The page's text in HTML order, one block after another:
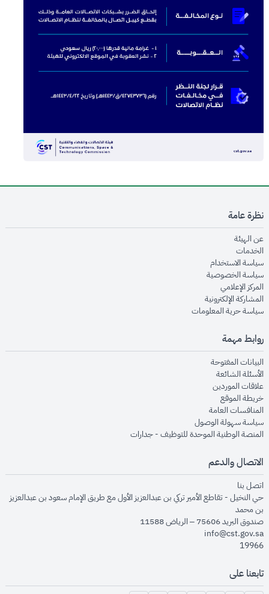
نظرة عامة
عن الهيئةopens in new window
الخدماتopens in new window
سياسة الاستخدام
سياسة الخصوصيةopens in new window
المركز الإعلاميopens in new window
المشاركة الإلكترونيةopens in new window
سياسة حرية المعلوماتopens in new window
روابط مهمة
البيانات المفتوحةopens in new window
الأسئلة الشائعةopens in new window
علاقات الموردينopens in new window
خريطة الموقعopens in new window
المنافسات العامةopens in new window
سياسة سهولة الوصولopens in new window
المنصة الوطنية الموحدة للتوظيف - جداراتopens in new window
الاتصال والدعم
اتصل بنا
حي النخيل - تقاطع الأمير تركي بن عبدالعزيز الأول مع طريق الإمام سعود بن عبدالعزيز
بن محمد
صندوق البريد 75606 – الرياض 11588
info@cst.gov.sa
19966
تابعنا على